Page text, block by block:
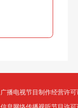
广播电视节目制作经营许